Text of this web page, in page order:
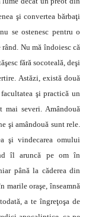
şi convertea bărbaţi
se ostenesc pentru o
Nu mă îndoiesc că
fără socoteală, deşi
Astăzi, există două
şi practică un
mai severi. Amândouă
şi amândouă sunt rele.
şi vindecarea omului
îl aruncă pe om în
până la căderea din
marile oraşe, înseamnă
a te îngreţoşa de